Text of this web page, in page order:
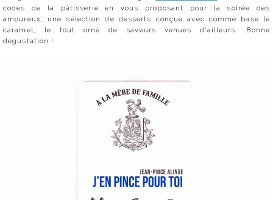
codes de la pâtisserie en vous proposant pour la soirée des
amoureux, une sélection de desserts conçue avec comme base le
caramel, le tout orné de saveurs venues d’ailleurs. Bonne
dégustation !